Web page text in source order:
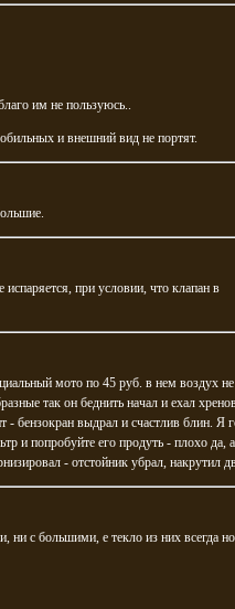
им не пользуюсь..
и внешний вид не портят.
испаряется, при условии, что клапан в
мото по 45 руб. в нем воздух не
так он беднить начал и ехал
- бензокран выдрал и счастлив блин. Я
и попробуйте его продуть - плохо да,
- отстойник убрал, накрутил
ни с большими, е текло из них всегда